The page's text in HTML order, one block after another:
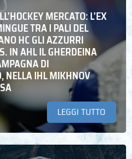
MERCATO: L’EX
TRA I PALI DEL
HC GLI AZZURRI
IN AHL IL GHERDEINA
DI
NELLA IHL MIKHNOV
LEGGI TUTTO